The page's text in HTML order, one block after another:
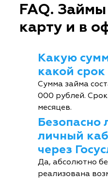
FAQ.
карту и в
Какую
какой
Сумма займа
000 рублей.
месяцев.
Безопасно
личный
через
Да, абсолютно
реализована